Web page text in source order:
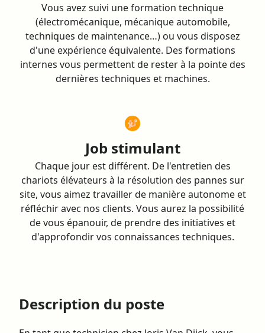
Vous avez suivi une formation technique
(électromécanique, mécanique automobile,
techniques de maintenance…) ou vous disposez
d'une expérience équivalente. Des formations
internes vous permettent de rester à la pointe des
dernières techniques et machines.
Job stimulant
Chaque jour est différent. De l'entretien des
chariots élévateurs à la résolution des pannes sur
site, vous aimez travailler de manière autonome et
réfléchir avec nos clients. Vous aurez la possibilité
de vous épanouir, de prendre des initiatives et
d'approfondir vos connaissances techniques.
Description du poste